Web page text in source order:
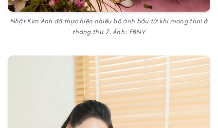
Nhật Kim Anh đã thực hiện nhiều bộ ảnh bầu từ khi mang thai ở
tháng thứ 7. Ảnh: FBNV